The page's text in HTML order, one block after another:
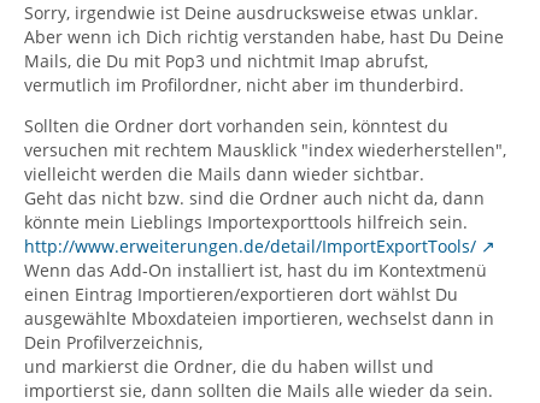
Sorry, irgendwie ist Deine ausdrucksweise etwas unklar.
Aber wenn ich Dich richtig verstanden habe, hast Du Deine
Mails, die Du mit Pop3 und nichtmit Imap abrufst,
vermutlich im Profilordner, nicht aber im thunderbird.
Sollten die Ordner dort vorhanden sein, könntest du
versuchen mit rechtem Mausklick "index wiederherstellen",
vielleicht werden die Mails dann wieder sichtbar.
Geht das nicht bzw. sind die Ordner auch nicht da, dann
könnte mein Lieblings Importexporttools hilfreich sein.
http://www.erweiterungen.de/detail/ImportExportTools/
Wenn das Add-On installiert ist, hast du im Kontextmenü
einen Eintrag Importieren/exportieren dort wählst Du
ausgewählte Mboxdateien importieren, wechselst dann in
Dein Profilverzeichnis,
und markierst die Ordner, die du haben willst und
importierst sie, dann sollten die Mails alle wieder da sein.